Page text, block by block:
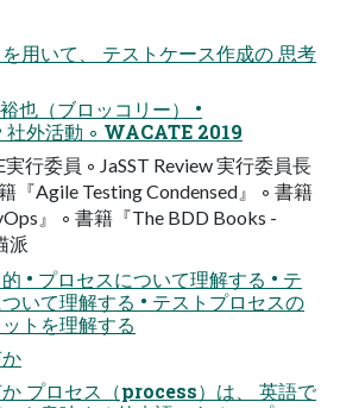
用いて、 テストケース作成の 思考
也（ブロッコリー） •
外活動 ◦ WACATE 2019
行委員 ◦ JaSST Review 実行委員長
『Agile Testing Condensed』 ◦ 書籍
』 ◦ 書籍『The BDD Books -
派
• プロセスについて理解する • テ
いて理解する • テストプロセスの
トを理解する
プロセス（process）は、 英語で